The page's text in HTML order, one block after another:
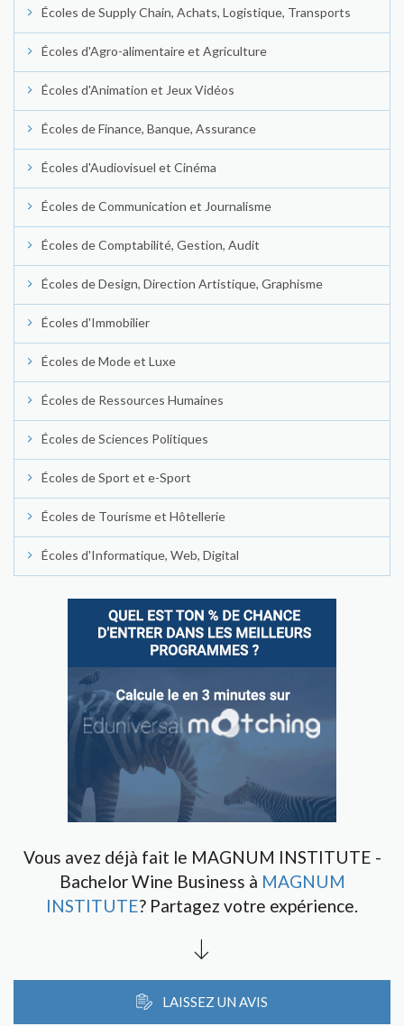
Écoles de Supply Chain, Achats, Logistique, Transports
Écoles d'Agro-alimentaire et Agriculture
Écoles d'Animation et Jeux Vidéos
Écoles de Finance, Banque, Assurance
Écoles d'Audiovisuel et Cinéma
Écoles de Communication et Journalisme
Écoles de Comptabilité, Gestion, Audit
Écoles de Design, Direction Artistique, Graphisme
Écoles d'Immobilier
Écoles de Mode et Luxe
Écoles de Ressources Humaines
Écoles de Sciences Politiques
Écoles de Sport et e-Sport
Écoles de Tourisme et Hôtellerie
Écoles d'Informatique, Web, Digital
Vous avez déjà fait le MAGNUM INSTITUTE -
Bachelor Wine Business à MAGNUM
INSTITUTE? Partagez votre expérience.
LAISSEZ UN AVIS